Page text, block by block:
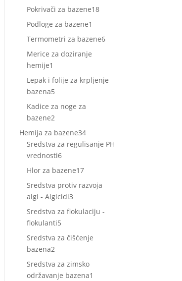
proizvoda
Pokrivači za bazene1818
Podloge za bazene1
proizvod
Termometri za bazene66
Merice za doziranje
hemije1
proizvod
Lepak i folije za krpljenje
bazena5
Kadice za noge za
bazene2
proizvoda
Hemija za bazene3434
proizvoda
Sredstva za regulisanje PH
vrednosti66
proizvoda
Hlor za bazene1717
proizvoda
Sredstva protiv razvoja
algi - Algicidi3
proizvoda
Sredstva za flokulaciju -
flokulanti5
proizvoda
Sredstva za čišćenje
bazena2
proizvoda
Sredstva za zimsko
održavanje bazena1